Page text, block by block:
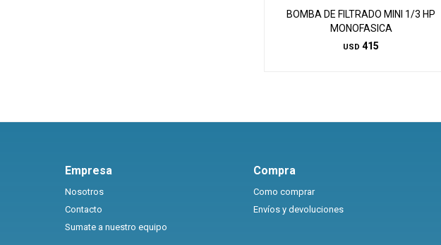
BOMBA DE FILTRADO MINI 1/3 HP
MONOFASICA
USD 415
Empresa
Nosotros
Contacto
Sumate a nuestro equipo
Compra
Como comprar
Envíos y devoluciones